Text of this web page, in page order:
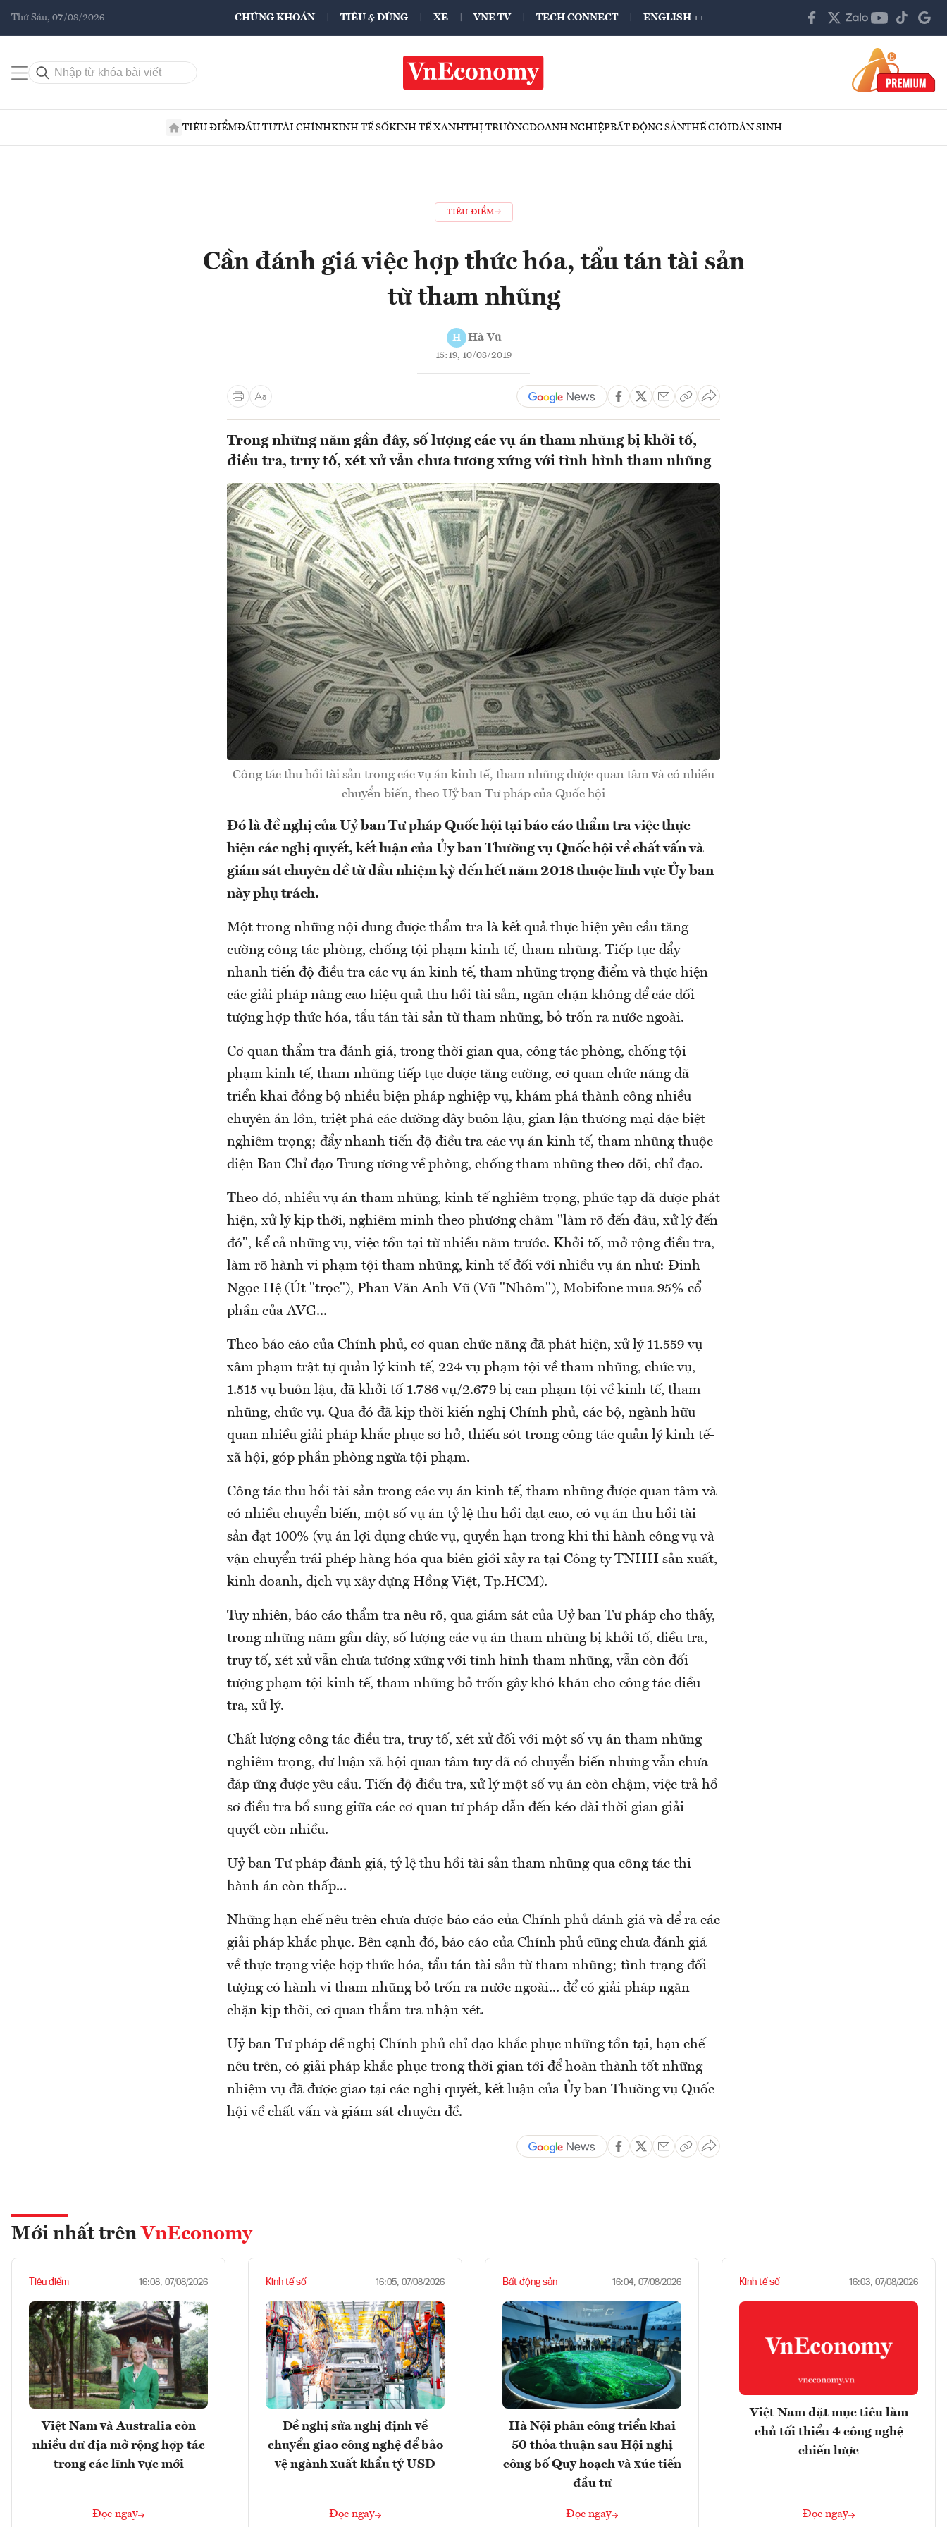
Thứ Sáu, 07/08/2026 CHỨNG KHOÁN TIÊU & DÙNG XE VNE TV TECH CONNECT ENGLISH ++
TIÊU ĐIỂMĐẦU TƯTÀI CHÍNHKINH TẾ SỐKINH TẾ XANHTHỊ TRƯỜNGDOANH NGHIỆPBẤT ĐỘNG SẢNTHẾ GIỚIDÂN SINH
TIÊU ĐIỂM
Cần đánh giá việc hợp thức hóa, tẩu tán tài sản
từ tham nhũng
H Hà Vũ
15:19, 10/08/2019
Trong những năm gần đây, số lượng các vụ án tham nhũng bị khởi tố,
điều tra, truy tố, xét xử vẫn chưa tương xứng với tình hình tham nhũng
Công tác thu hồi tài sản trong các vụ án kinh tế, tham nhũng được quan tâm và có nhiều
chuyển biến, theo Uỷ ban Tư pháp của Quốc hội
Đó là đề nghị của Uỷ ban Tư pháp Quốc hội tại báo cáo thẩm tra việc thực
hiện các nghị quyết, kết luận của Ủy ban Thường vụ Quốc hội về chất vấn và
giám sát chuyên đề từ đầu nhiệm kỳ đến hết năm 2018 thuộc lĩnh vực Ủy ban
này phụ trách.
Một trong những nội dung được thẩm tra là kết quả thực hiện yêu cầu tăng
cường công tác phòng, chống tội phạm kinh tế, tham nhũng. Tiếp tục đẩy
nhanh tiến độ điều tra các vụ án kinh tế, tham nhũng trọng điểm và thực hiện
các giải pháp nâng cao hiệu quả thu hồi tài sản, ngăn chặn không để các đối
tượng hợp thức hóa, tẩu tán tài sản từ tham nhũng, bỏ trốn ra nước ngoài.
Cơ quan thẩm tra đánh giá, trong thời gian qua, công tác phòng, chống tội
phạm kinh tế, tham nhũng tiếp tục được tăng cường, cơ quan chức năng đã
triển khai đồng bộ nhiều biện pháp nghiệp vụ, khám phá thành công nhiều
chuyên án lớn, triệt phá các đường dây buôn lậu, gian lận thương mại đặc biệt
nghiêm trọng; đẩy nhanh tiến độ điều tra các vụ án kinh tế, tham nhũng thuộc
diện Ban Chỉ đạo Trung ương về phòng, chống tham nhũng theo dõi, chỉ đạo.
Theo đó, nhiều vụ án tham nhũng, kinh tế nghiêm trọng, phức tạp đã được phát
hiện, xử lý kịp thời, nghiêm minh theo phương châm "làm rõ đến đâu, xử lý đến
đó", kể cả những vụ, việc tồn tại từ nhiều năm trước. Khởi tố, mở rộng điều tra,
làm rõ hành vi phạm tội tham nhũng, kinh tế đối với nhiều vụ án như: Đinh
Ngọc Hệ (Út "trọc"), Phan Văn Anh Vũ (Vũ "Nhôm"), Mobifone mua 95% cổ
phần của AVG...
Theo báo cáo của Chính phủ, cơ quan chức năng đã phát hiện, xử lý 11.559 vụ
xâm phạm trật tự quản lý kinh tế, 224 vụ phạm tội về tham nhũng, chức vụ,
1.515 vụ buôn lậu, đã khởi tố 1.786 vụ/2.679 bị can phạm tội về kinh tế, tham
nhũng, chức vụ. Qua đó đã kịp thời kiến nghị Chính phủ, các bộ, ngành hữu
quan nhiều giải pháp khắc phục sơ hở, thiếu sót trong công tác quản lý kinh tế-
xã hội, góp phần phòng ngừa tội phạm.
Công tác thu hồi tài sản trong các vụ án kinh tế, tham nhũng được quan tâm và
có nhiều chuyển biến, một số vụ án tỷ lệ thu hồi đạt cao, có vụ án thu hồi tài
sản đạt 100% (vụ án lợi dụng chức vụ, quyền hạn trong khi thi hành công vụ và
vận chuyển trái phép hàng hóa qua biên giới xảy ra tại Công ty TNHH sản xuất,
kinh doanh, dịch vụ xây dựng Hồng Việt, Tp.HCM).
Tuy nhiên, báo cáo thẩm tra nêu rõ, qua giám sát của Uỷ ban Tư pháp cho thấy,
trong những năm gần đây, số lượng các vụ án tham nhũng bị khởi tố, điều tra,
truy tố, xét xử vẫn chưa tương xứng với tình hình tham nhũng, vẫn còn đối
tượng phạm tội kinh tế, tham nhũng bỏ trốn gây khó khăn cho công tác điều
tra, xử lý.
Chất lượng công tác điều tra, truy tố, xét xử đối với một số vụ án tham nhũng
nghiêm trọng, dư luận xã hội quan tâm tuy đã có chuyển biến nhưng vẫn chưa
đáp ứng được yêu cầu. Tiến độ điều tra, xử lý một số vụ án còn chậm, việc trả hồ
sơ điều tra bổ sung giữa các cơ quan tư pháp dẫn đến kéo dài thời gian giải
quyết còn nhiều.
Uỷ ban Tư pháp đánh giá, tỷ lệ thu hồi tài sản tham nhũng qua công tác thi
hành án còn thấp...
Những hạn chế nêu trên chưa được báo cáo của Chính phủ đánh giá và để ra các
giải pháp khắc phục. Bên cạnh đó, báo cáo của Chính phủ cũng chưa đánh giá
về thực trạng việc hợp thức hóa, tẩu tán tài sản từ tham nhũng; tình trạng đối
tượng có hành vi tham nhũng bỏ trốn ra nước ngoài... để có giải pháp ngăn
chặn kịp thời, cơ quan thẩm tra nhận xét.
Uỷ ban Tư pháp đề nghị Chính phủ chỉ đạo khắc phục những tồn tại, hạn chế
nêu trên, có giải pháp khắc phục trong thời gian tới để hoàn thành tốt những
nhiệm vụ đã được giao tại các nghị quyết, kết luận của Ủy ban Thường vụ Quốc
hội về chất vấn và giám sát chuyên đề.
Mới nhất trên VnEconomy
Tiêu điểm 16:08, 07/08/2026
Việt Nam và Australia còn
nhiều dư địa mở rộng hợp tác
trong các lĩnh vực mới
Đọc ngay
Kinh tế số 16:05, 07/08/2026
Đề nghị sửa nghị định về
chuyển giao công nghệ để bảo
vệ ngành xuất khẩu tỷ USD
Đọc ngay
Bất động sản 16:04, 07/08/2026
Hà Nội phân công triển khai
50 thỏa thuận sau Hội nghị
công bố Quy hoạch và xúc tiến
đầu tư
Đọc ngay
Kinh tế số 16:03, 07/08/2026
Việt Nam đặt mục tiêu làm
chủ tối thiểu 4 công nghệ
chiến lược
Đọc ngay